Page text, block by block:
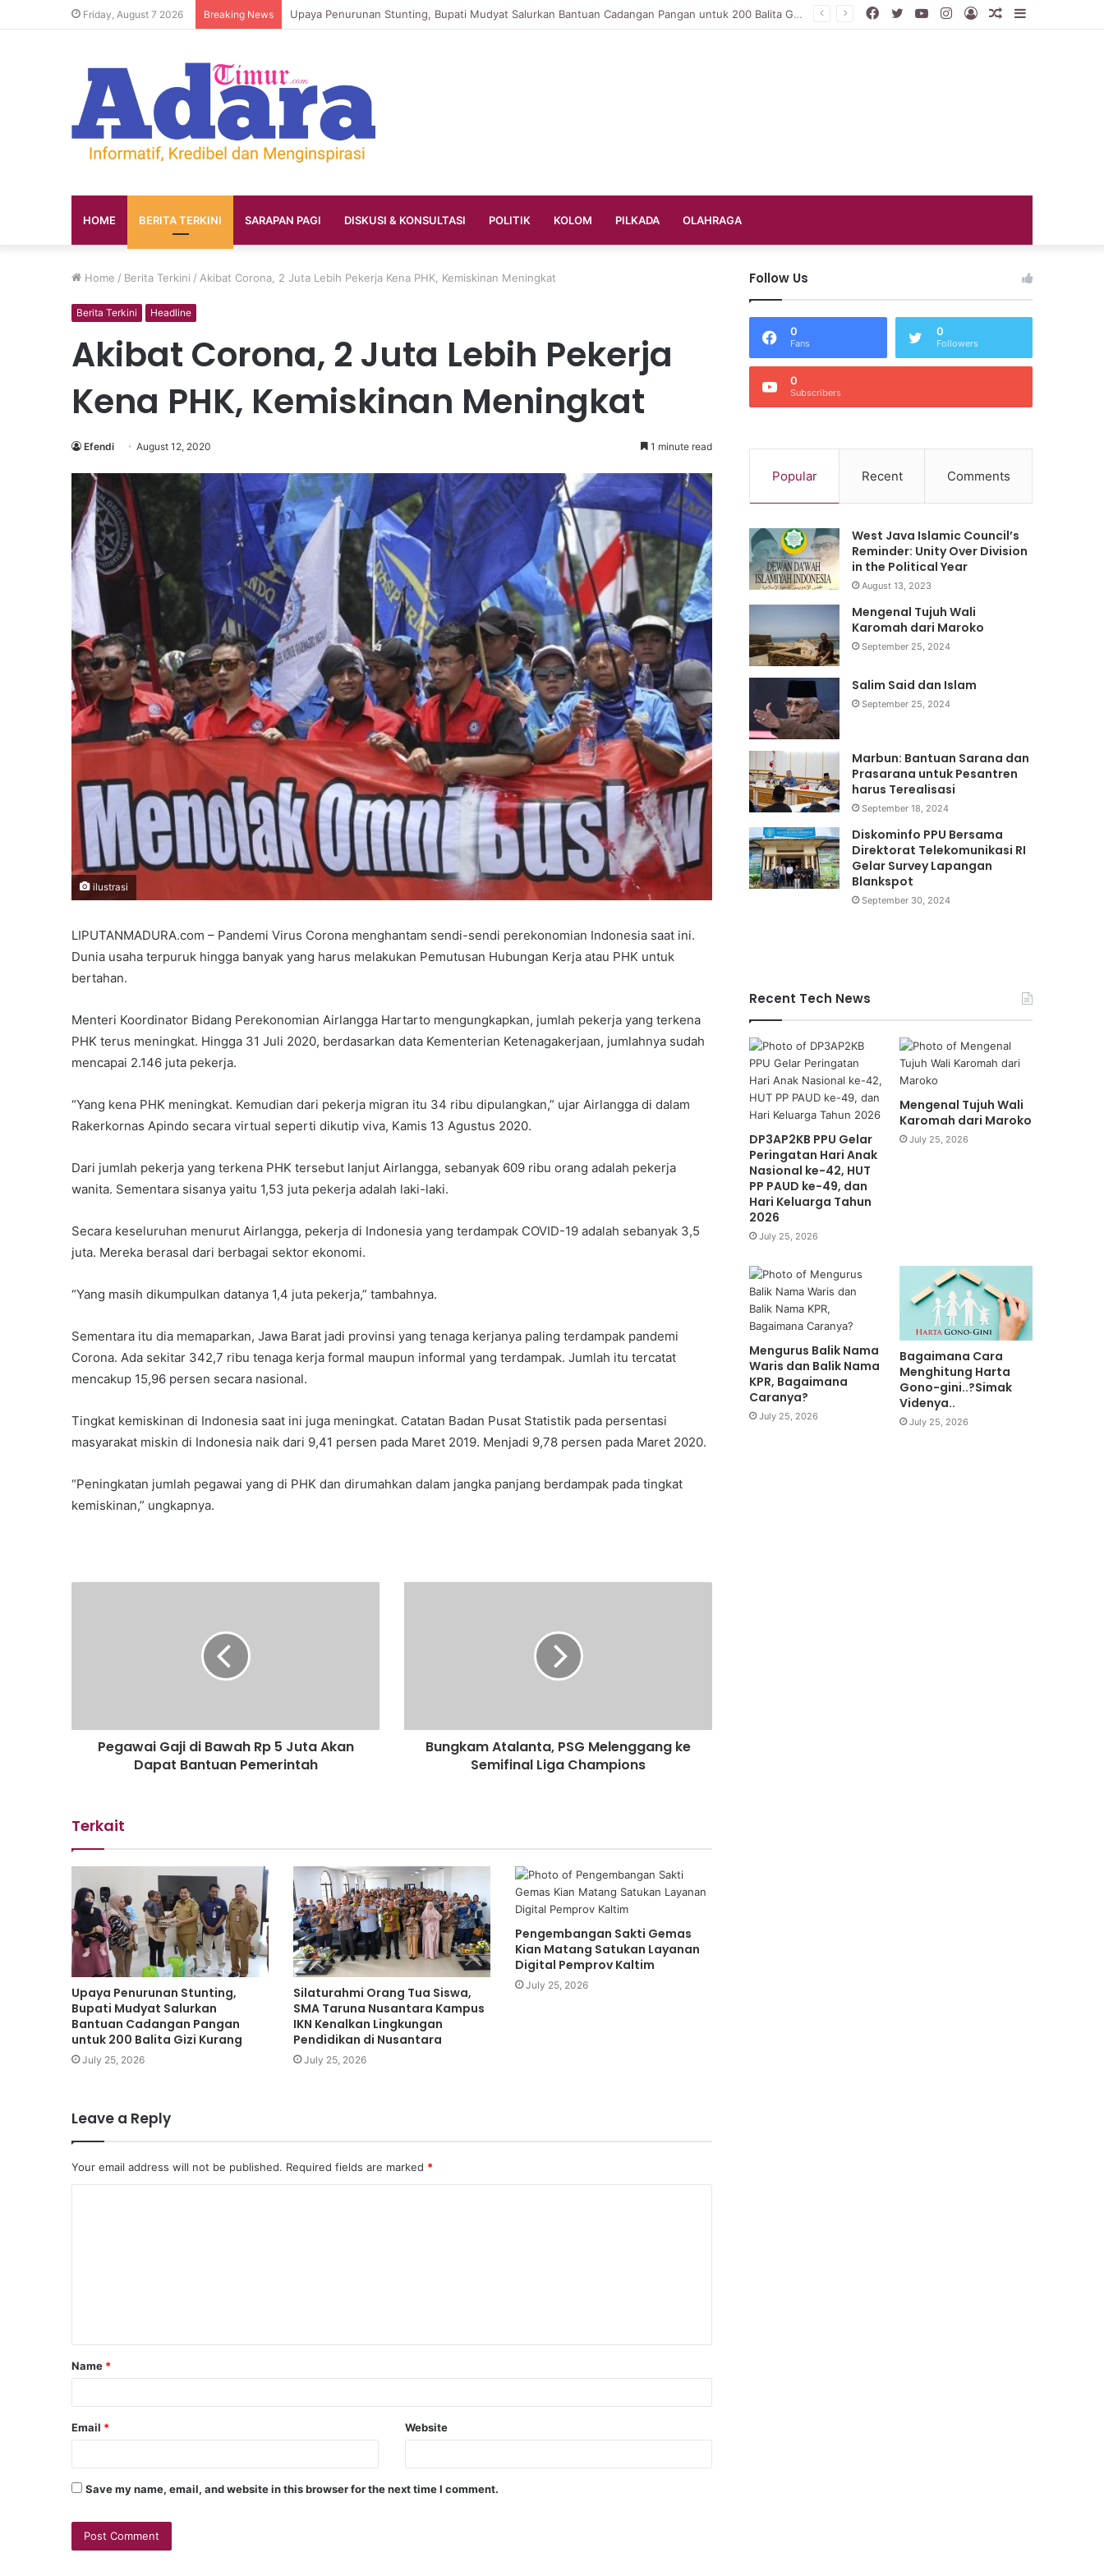
Friday, August 7 2026 Breaking News Upaya Penurunan Stunting, Bupati Mudyat Salurkan Bantuan Cadangan Pangan untuk 200 Balita Gizi Kurang
Random
Log
Instagram
YouTube
Twitter
Facebook
HOME BERITA TERKINI SARAPAN PAGI DISKUSI & KONSULTASI POLITIK KOLOM PILKADA OLAHRAGA
Home / Berita Terkini / Akibat Corona, 2 Juta Lebih Pekerja Kena PHK, Kemiskinan Meningkat
Berita Terkini Headline
Akibat Corona, 2 Juta Lebih Pekerja
Kena PHK, Kemiskinan Meningkat
Efendi August 12, 2020 1 minute read
ilustrasi
LIPUTANMADURA.com – Pandemi Virus Corona menghantam sendi-sendi perekonomian Indonesia saat ini.
Dunia usaha terpuruk hingga banyak yang harus melakukan Pemutusan Hubungan Kerja atau PHK untuk
bertahan.
Menteri Koordinator Bidang Perekonomian Airlangga Hartarto mengungkapkan, jumlah pekerja yang terkena
PHK terus meningkat. Hingga 31 Juli 2020, berdasarkan data Kementerian Ketenagakerjaan, jumlahnya sudah
mencapai 2.146 juta pekerja.
“Yang kena PHK meningkat. Kemudian dari pekerja migran itu 34 ribu dipulangkan,” ujar Airlangga di dalam
Rakerkornas Apindo secara virtual seperti dikutip viva, Kamis 13 Agustus 2020.
Dari jumlah pekerja yang terkena PHK tersebut lanjut Airlangga, sebanyak 609 ribu orang adalah pekerja
wanita. Sementara sisanya yaitu 1,53 juta pekerja adalah laki-laki.
Secara keseluruhan menurut Airlangga, pekerja di Indonesia yang terdampak COVID-19 adalah sebanyak 3,5
juta. Mereka berasal dari berbagai sektor ekonomi.
“Yang masih dikumpulkan datanya 1,4 juta pekerja,” tambahnya.
Sementara itu dia memaparkan, Jawa Barat jadi provinsi yang tenaga kerjanya paling terdampak pandemi
Corona. Ada sekitar 342,7 ribu tenaga kerja formal maupun informal yang terdampak. Jumlah itu tercatat
mencakup 15,96 persen secara nasional.
Tingkat kemiskinan di Indonesia saat ini juga meningkat. Catatan Badan Pusat Statistik pada persentasi
masyarakat miskin di Indonesia naik dari 9,41 persen pada Maret 2019. Menjadi 9,78 persen pada Maret 2020.
“Peningkatan jumlah pegawai yang di PHK dan dirumahkan dalam jangka panjang berdampak pada tingkat
kemiskinan,” ungkapnya.
Pegawai Gaji di Bawah Rp 5 Juta Akan
Dapat Bantuan Pemerintah
Bungkam Atalanta, PSG Melenggang ke
Semifinal Liga Champions
Terkait
Upaya Penurunan Stunting,
Bupati Mudyat Salurkan
Bantuan Cadangan Pangan
untuk 200 Balita Gizi Kurang
July 25, 2026
Silaturahmi Orang Tua Siswa,
SMA Taruna Nusantara Kampus
IKN Kenalkan Lingkungan
Pendidikan di Nusantara
July 25, 2026
Pengembangan Sakti Gemas
Kian Matang Satukan Layanan
Digital Pemprov Kaltim
July 25, 2026
Leave a Reply
Your email address will not be published. Required fields are marked *
Name *
Email * Website
Save my name, email, and website in this browser for the next time I comment.
Follow Us
0
Fans
0
Followers
0
Subscribers
Popular Recent Comments
West Java Islamic Council’s
Reminder: Unity Over Division
in the Political Year
August 13, 2023
Mengenal Tujuh Wali
Karomah dari Maroko
September 25, 2024
Salim Said dan Islam
September 25, 2024
Marbun: Bantuan Sarana dan
Prasarana untuk Pesantren
harus Terealisasi
September 18, 2024
Diskominfo PPU Bersama
Direktorat Telekomunikasi RI
Gelar Survey Lapangan
Blankspot
September 30, 2024
Recent Tech News
DP3AP2KB PPU Gelar
Peringatan Hari Anak
Nasional ke-42, HUT
PP PAUD ke-49, dan
Hari Keluarga Tahun
2026
July 25, 2026
Mengenal Tujuh Wali
Karomah dari Maroko
July 25, 2026
Mengurus Balik Nama
Waris dan Balik Nama
KPR, Bagaimana
Caranya?
July 25, 2026
Bagaimana Cara
Menghitung Harta
Gono-gini..?Simak
Videnya..
July 25, 2026